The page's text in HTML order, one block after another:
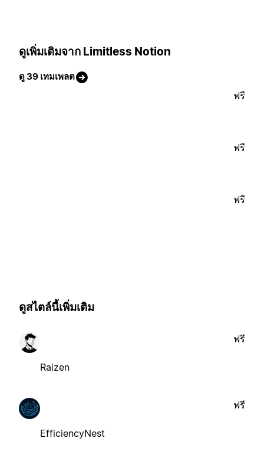
ดูเพิ่มเติมจาก Limitless Notion
ดู 39 เทมเพลต
ฟรี
ฟรี
ฟรี
ดูสไตล์นี้เพิ่มเติม
Raizen
ฟรี
EfficiencyNest
ฟรี